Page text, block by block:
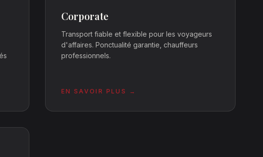
Corporate
Transport fiable et flexible pour les voyageurs
d'affaires. Ponctualité garantie, chauffeurs
professionnels.
EN SAVOIR PLUS →